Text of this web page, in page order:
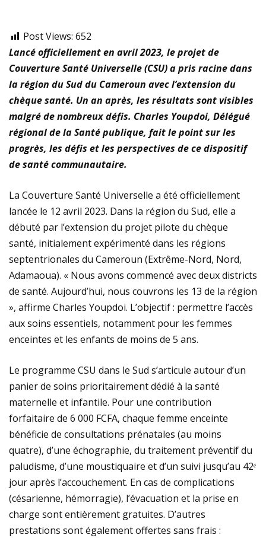
Post Views: 652
Lancé officiellement en avril 2023, le projet de
Couverture Santé Universelle (CSU) a pris racine dans
la région du Sud du Cameroun avec l’extension du
chèque santé. Un an après, les résultats sont visibles
malgré de nombreux défis. Charles Youpdoi, Délégué
régional de la Santé publique, fait le point sur les
progrès, les défis et les perspectives de ce dispositif
de santé communautaire.
La Couverture Santé Universelle a été officiellement
lancée le 12 avril 2023. Dans la région du Sud, elle a
débuté par l’extension du projet pilote du chèque
santé, initialement expérimenté dans les régions
septentrionales du Cameroun (Extrême-Nord, Nord,
Adamaoua). « Nous avons commencé avec deux districts
de santé. Aujourd’hui, nous couvrons les 13 de la région
», affirme Charles Youpdoi. L’objectif : permettre l’accès
aux soins essentiels, notamment pour les femmes
enceintes et les enfants de moins de 5 ans.
Le programme CSU dans le Sud s’articule autour d’un
panier de soins prioritairement dédié à la santé
maternelle et infantile. Pour une contribution
forfaitaire de 6 000 FCFA, chaque femme enceinte
bénéficie de consultations prénatales (au moins
quatre), d’une échographie, du traitement préventif du
paludisme, d’une moustiquaire et d’un suivi jusqu’au 42ᵉ
jour après l’accouchement. En cas de complications
(césarienne, hémorragie), l’évacuation et la prise en
charge sont entièrement gratuites. D’autres
prestations sont également offertes sans frais :